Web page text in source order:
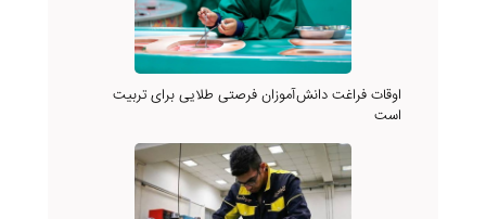
اوقات فراغت دانش‌آموزان فرصتی طلایی برای تربیت
است